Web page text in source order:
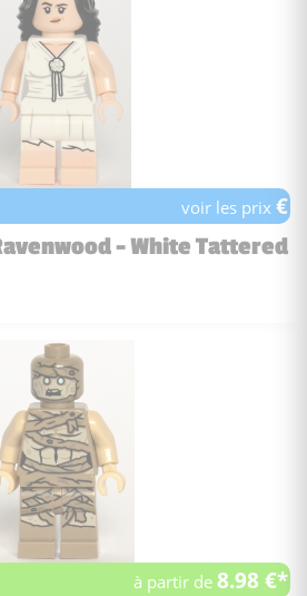
voir les prix€
- White Tattered
à partir de8.98 €*